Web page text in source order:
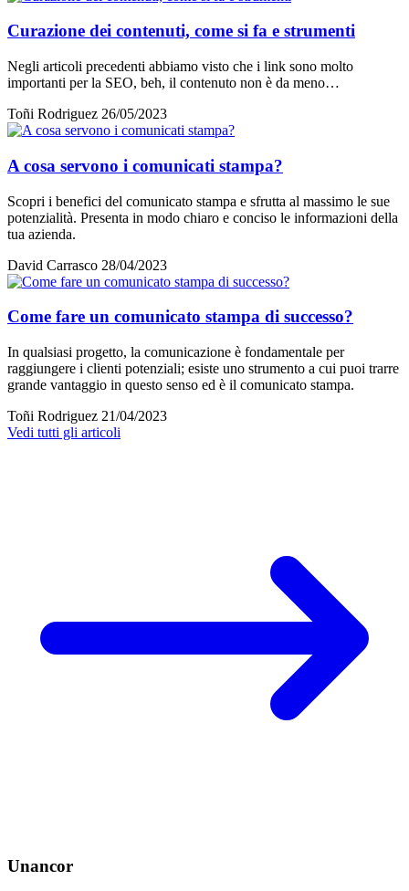
Curazione dei contenuti, come si fa e strumenti
Negli articoli precedenti abbiamo visto che i link sono molto
importanti per la SEO, beh, il contenuto non è da meno…
Toñi Rodriguez 26/05/2023
A cosa servono i comunicati stampa?
Scopri i benefici del comunicato stampa e sfrutta al massimo le sue
potenzialità. Presenta in modo chiaro e conciso le informazioni della
tua azienda.
David Carrasco 28/04/2023
Come fare un comunicato stampa di successo?
In qualsiasi progetto, la comunicazione è fondamentale per
raggiungere i clienti potenziali; esiste uno strumento a cui puoi trarre
grande vantaggio in questo senso ed è il comunicato stampa.
Toñi Rodriguez 21/04/2023
Vedi tutti gli articoli
Unancor